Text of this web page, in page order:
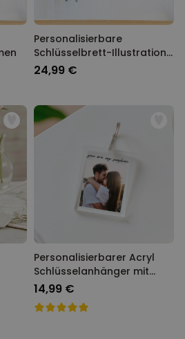
Personalisierbare
Schlüsselbrett-Illustration
Cartoon Familie
24,99 €
Personalisierbarer Acryl
Schlüsselanhänger mit
Foto und Text
14,99 €